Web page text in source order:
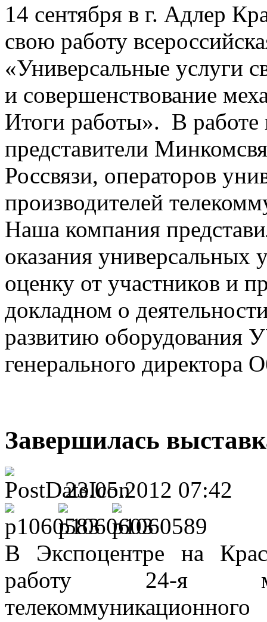
14 сентября в г. Адлер
свою работу
«Универсальные услуги
и совершенствование
Итоги работы». В работе
представители
Россвязи, операторов
производителей
Наша компания
оказания универсальных
оценку от участников и
докладном о
развитию оборудования
генерального директора
Завершилась
23.05.2012 07:42
В Экспоцентре на
работу 24-я